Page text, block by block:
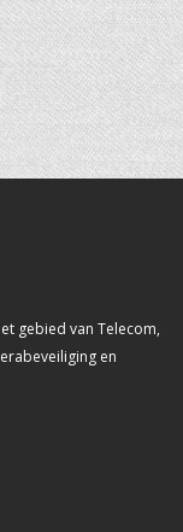
gebied van Telecom,
en